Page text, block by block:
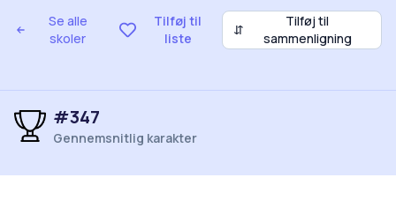
Se alle
skoler
Tilføj til
liste
⇵
Tilføj til
sammenligning
#347
Gennemsnitlig karakter